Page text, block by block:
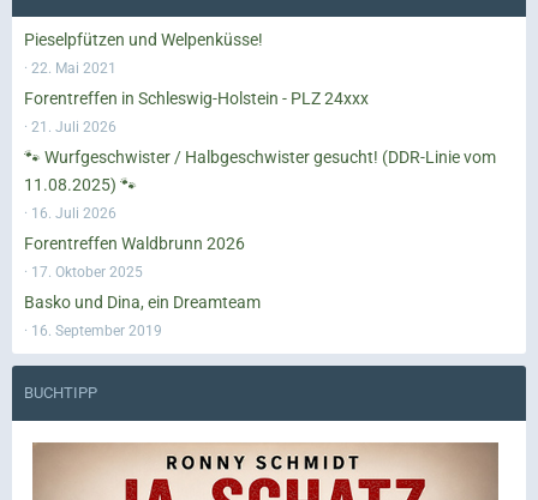
Pieselpfützen und Welpenküsse!
22. Mai 2021
Forentreffen in Schleswig-Holstein - PLZ 24xxx
21. Juli 2026
🐾 Wurfgeschwister / Halbgeschwister gesucht! (DDR-Linie vom
11.08.2025) 🐾
16. Juli 2026
Forentreffen Waldbrunn 2026
17. Oktober 2025
Basko und Dina, ein Dreamteam
16. September 2019
BUCHTIPP